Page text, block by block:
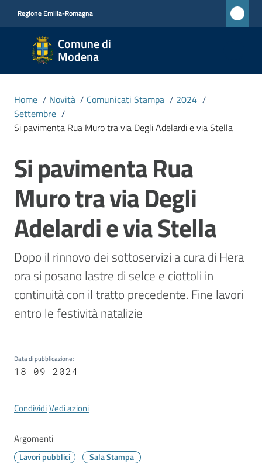
Regione Emilia-Romagna
Comune di
Modena
Comune
di
Modena
CIVICA
MONET
Amministrazione
Novità
Servizi
Vivere
Modena
Seguici
su
Home / Novità / Comunicati Stampa / 2024 /
Settembre /
Si pavimenta Rua Muro tra via Degli Adelardi e via Stella
Salta al contenuto
Si pavimenta Rua
Muro tra via Degli
Adelardi e via Stella
Dopo il rinnovo dei sottoservizi a cura di Hera
ora si posano lastre di selce e ciottoli in
continuità con il tratto precedente. Fine lavori
entro le festività natalizie
Data di pubblicazione:
18-09-2024
CondividiVedi azioni
Argomenti
Lavori pubblici Sala Stampa